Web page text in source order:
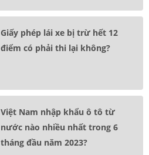
Giấy phép lái xe bị trừ hết 12
điểm có phải thi lại không?
Việt Nam nhập khẩu ô tô từ
nước nào nhiều nhất trong 6
tháng đầu năm 2023?